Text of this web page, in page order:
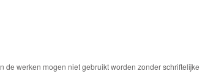
werken mogen niet gebruikt worden zonder schriftelijke